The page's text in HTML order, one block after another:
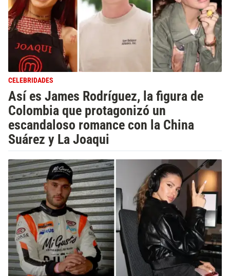
CELEBRIDADES
Así es James Rodríguez, la figura de
Colombia que protagonizó un
escandaloso romance con la China
Suárez y La Joaqui